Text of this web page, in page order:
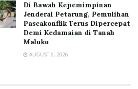
Di Bawah Kepemimpinan
Jenderal Petarung, Pemulihan
Pascakonflik Terus Dipercepat
Demi Kedamaian di Tanah
Maluku
AUGUST 6, 2026